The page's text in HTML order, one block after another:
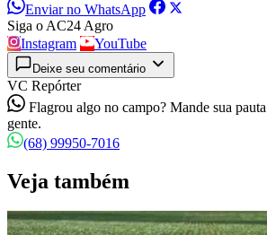
Enviar no WhatsApp
Siga o AC24 Agro
Instagram
YouTube
Deixe seu comentário
VC Repórter
Flagrou algo no campo? Mande sua
gente.
(68) 99950-7016
Veja também